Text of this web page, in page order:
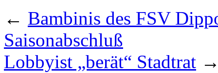
← Bambinis des FSV
Saisonabschluß
Lobbyist „berät“ Stadtrat